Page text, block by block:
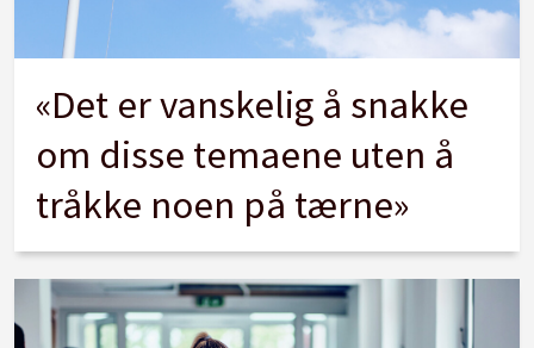
«Det er vanskelig å snakke
om disse temaene uten å
tråkke noen på tærne»